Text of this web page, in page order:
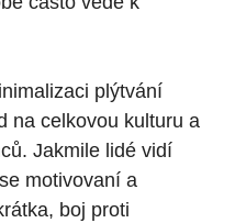
plýtvání
na celkovou kulturu a
Jakmile lidé vidí
motivovaní a
boj proti